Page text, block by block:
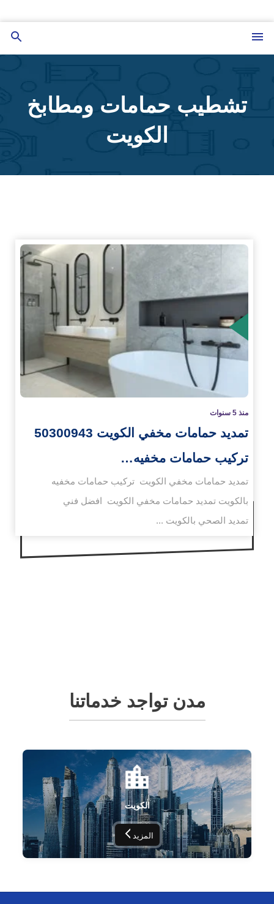
إلى
المحتوى
تشطيب حمامات ومطابخ
الكويت
منذ 5 سنوات
تمديد حمامات مخفي الكويت 50300943
تركيب حمامات مخفيه…
تمديد حمامات مخفي الكويت تركيب حمامات مخفيه
بالكويت تمديد حمامات مخفي الكويت افضل فني
تمديد الصحي بالكويت ...
مدن تواجد خدماتنا
الكويت
المزيد